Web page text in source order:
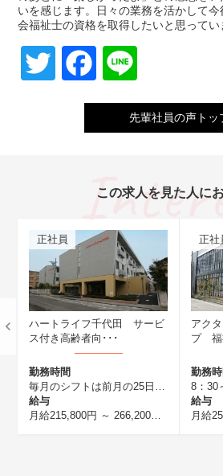
いを感じます。日々の業務を活かして
会福祉士の資格を取得したいと思ってい
TwitterFacebook
先輩社員の声トッ
この求人を見た人に
一律）を含む
祉士の場合は月給214,800円以上） 夜勤手当
トライフ千代田 サービ
き高齢者向･･･
毎月のシフトは前月の25日までに確定 ・7：00～16：00 （休憩60分） ・ 8：30～17：30 （休憩60分） ・10：00～19：00 （休憩60分） ・10：30～19：30 （休憩60分） ・16：00～翌10：00（休憩120分） どのシフトでもしっかり休憩時間が設けられているので、リフレッシュもバッチリ！
月給215,800円 ～ 266,200円 (介護福祉士の場合
アクタガワぺ
プ 福祉用具
8：30～17：30